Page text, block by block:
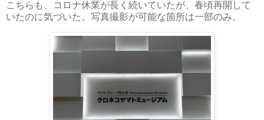
こちらも、コロナ休業が長く続いていたが、春頃再開して
いたのに気づいた。写真撮影が可能な箇所は一部のみ。